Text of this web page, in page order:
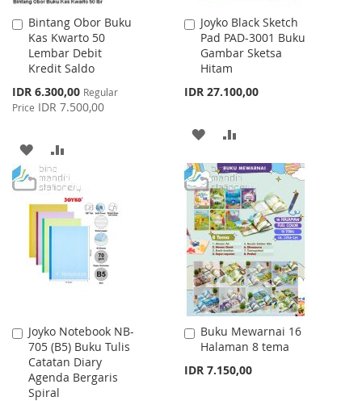
Bintang Obor Buku
Kas Kwarto 50
Lembar Debit
Kredit Saldo
Special
Price
IDR 6.300,00 Regular
Price IDR 7.500,00
Add
to
Cart
ADD
TO
WISH
LIST
TO
COMPARE
Joyko Black Sketch
Pad PAD-3001 Buku
Gambar Sketsa
Hitam
IDR 27.100,00
Add
to
Cart
ADD
TO
WISH
LIST
TO
COMPARE
Joyko Notebook NB-
705 (B5) Buku Tulis
Catatan Diary
Agenda Bergaris
Spiral
Add
to
Cart
Buku Mewarnai 16
Halaman 8 tema
IDR 7.150,00
Add
to
Cart